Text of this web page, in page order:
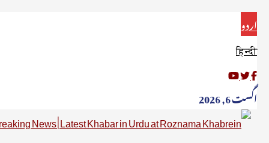
اردو
हिन्दी
اگست 6, 2026